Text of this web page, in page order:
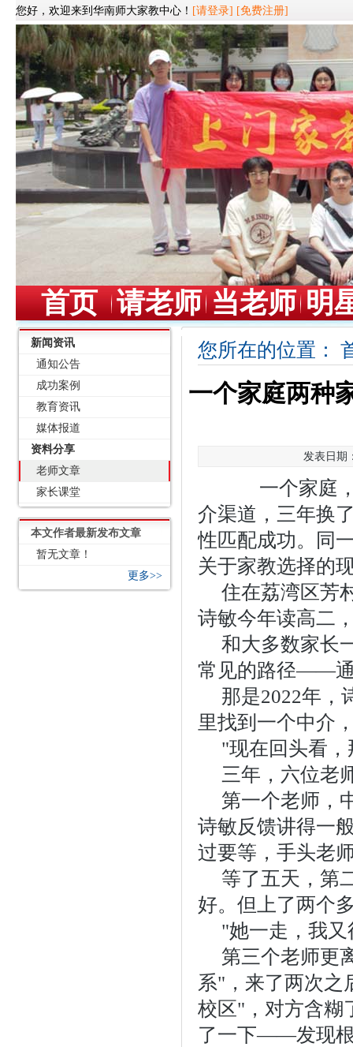
您好，欢迎来到华南师大家教中心！ [请登录] [免费注册]
首页 请老师 当老师 明
新闻资讯
通知公告
成功案例
教育资讯
媒体报道
资料分享
老师文章
家长课堂
本文作者最新发布文章
暂无文章！
更多>>
您所在的位置：
一个家庭两种
发表日期
一个家庭，
介渠道，三年换
性匹配成功。同
关于家教选择的
住在荔湾区芳
诗敏今年读高二
和大多数家长
常见的路径——
那是2022年，
里找到一个中介
"现在回头看
三年，六位老
第一个老师，
诗敏反馈讲得一
过要等，手头老
等了五天，第
好。但上了两个
"她一走，我
第三个老师更
系"，来了两次之
校区"，对方含糊
了一下——发现根